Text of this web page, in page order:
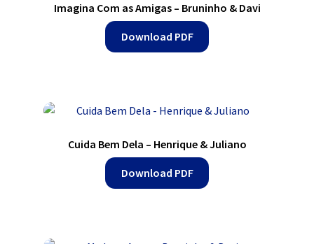
Imagina Com as Amigas – Bruninho & Davi
Download PDF
Cuida Bem Dela – Henrique & Juliano
Download PDF